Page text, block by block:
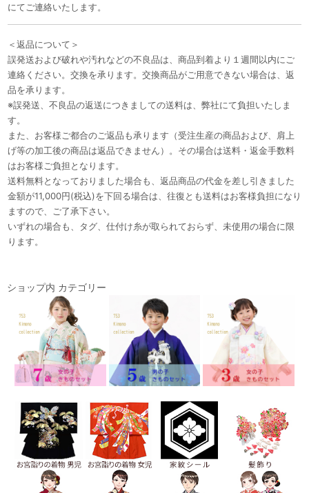
にてご連絡いたします。
＜返品について＞
誤発送および破れや汚れなどの不良品は、商品到着より１週間以内にご
連絡ください。交換を承ります。交換商品がご用意できない場合は、返
品を承ります。
※誤発送、不良品の返送につきましての送料は、弊社にて負担いたしま
す。
また、お客様ご都合のご返品も承ります（受注生産の商品および、肩上
げ等の加工後の商品は返品できません）。その場合は送料・返金手数料
はお客様ご負担となります。
送料無料となっておりました場合も、返品商品の代金を差し引きました
金額が11,000円(税込)を下回る場合は、往復とも送料はお客様負担になり
ますので、ご了承下さい。
いずれの場合も、タグ、仕付け糸が取られておらず、未使用の場合に限
ります。
ショップ内 カテゴリー